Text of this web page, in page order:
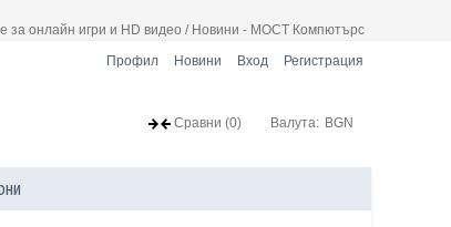
за онлайн игри и HD видео / Новини - МОСТ Компютърс
Профил Новини Вход Регистрация
Валута: BGN
Сравни (0)